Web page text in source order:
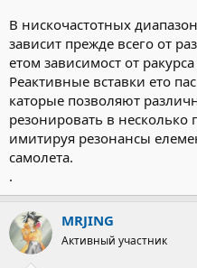
станции декаметрового
В нискочастотных
зависит прежде всего от
етом зависимост от
Реактивные вставки ето
каторые позволяют
резонировать в
имитируя резонансы
самолета.
.
MRJING
Активный участник